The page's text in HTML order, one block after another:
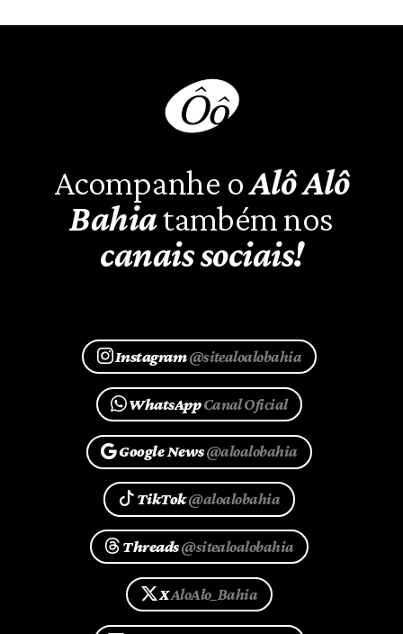
Acompanhe oAlô Alô
Bahiatambém nos
canais sociais!
Instagram@sitealoalobahia
WhatsAppCanal Oficial
Google News@aloalobahia
TikTok@aloalobahia
Threads@sitealoalobahia
XAloAlo_Bahia